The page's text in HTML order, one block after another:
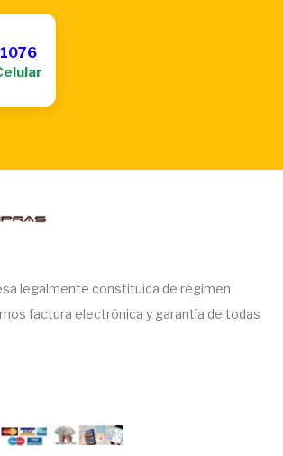
legalmente constituida de régimen
factura electrónica y garantía de todas